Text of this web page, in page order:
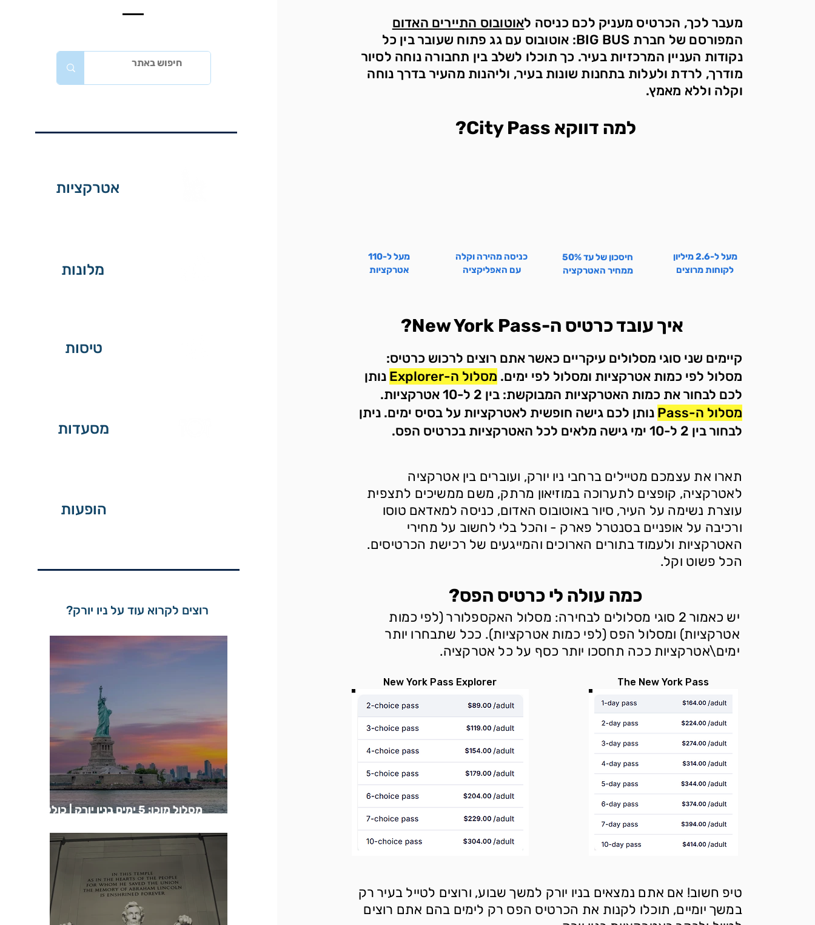
אטרקציות
מלונות
טיסות
מסעדות
הופעות
רוצים לקרוא עוד על ניו יורק?
מסלול מוכן: 5 ימים בניו יורק | כולל
מעבר לכך, הכרטיס מעניק לכם כניסה לאוטובוס התיירים האדום
המפורסם של חברת BIG BUS: אוטובוס עם גג פתוח שעובר בין כל
נקודות העניין המרכזיות בעיר. כך תוכלו לשלב בין תחבורה נוחה לסיור
מודרך, לרדת ולעלות בתחנות שונות בעיר, וליהנות מהעיר בדרך נוחה
וקלה וללא מאמץ.
למה דווקא City Pass?
מעל ל-110
אטרקציות
כניסה מהירה וקלה
עם האפליקציה
חיסכון של עד 50%
ממחיר האטרקציה
מעל ל-2.6 מיליון
לקוחות מרוצים
איך עובד כרטיס ה-New York Pass?
קיימים שני סוגי מסלולים עיקריים כאשר אתם רוצים לרכוש כרטיס:
מסלול לפי כמות אטרקציות ומסלול לפי ימים. מסלול ה-Explorer
נותן
לכם לבחור את כמות האטרקציות המבוקשת: בין 2 ל-10 אטרקציות.
מסלול ה-Pass
נותן לכם גישה חופשית לאטרקציות על בסיס ימים. ניתן
לבחור בין 2 ל-10 ימי גישה מלאים לכל האטרקציות בכרטיס הפס.
תארו את עצמכם מטיילים ברחבי ניו יורק, ועוברים בין אטרקציה
לאטרקציה, קופצים לתערוכה במוזיאון מרתק, משם ממשיכים לתצפית
עוצרת נשימה על העיר, סיור באוטובוס האדום, כניסה למאדאם טוסו
ורכיבה על אופניים בסנטרל פארק - והכל בלי לחשוב על מחירי
האטרקציות ולעמוד בתורים הארוכים והמייגעים של רכישת הכרטיסים.
הכל פשוט וקל.
כמה עולה לי כרטיס הפס?
יש כאמור 2 סוגי מסלולים לבחירה: מסלול האקספלורר (לפי כמות
אטרקציות) ומסלול הפס (לפי כמות אטרקציות). ככל שתבחרו יותר
ימים\אטרקציות ככה תחסכו יותר כסף על כל אטרקציה.
New York Pass Explorer The New York Pass
טיפ חשוב! אם אתם נמצאים בניו יורק למשך שבוע, ורוצים לטייל בעיר רק
במשך יומיים, תוכלו לקנות את הכרטיס הפס רק לימים בהם אתם רוצים